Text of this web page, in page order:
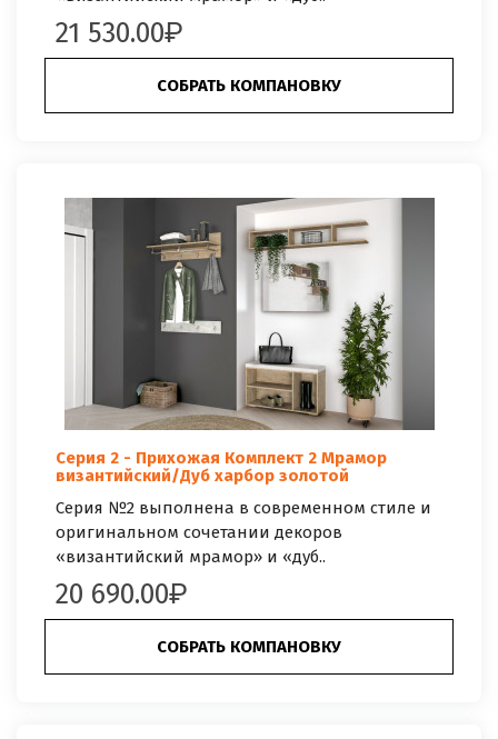
21 530.00
СОБРАТЬ КОМПАНОВКУ
Серия 2 - Прихожая Комплект 2 Мрамор
византийский/Дуб харбор золотой
Серия №2 выполнена в современном стиле и
оригинальном сочетании декоров
«византийский мрамор» и «дуб..
20 690.00
СОБРАТЬ КОМПАНОВКУ